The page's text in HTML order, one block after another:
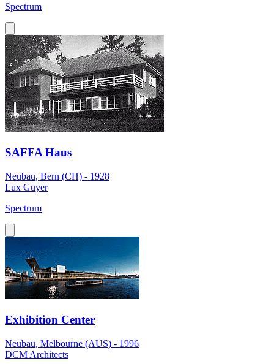
Spectrum
SAFFA Haus
Neubau, Bern (CH) - 1928
Lux Guyer
Spectrum
Exhibition Center
Neubau, Melbourne (AUS) - 1996
DCM Architects